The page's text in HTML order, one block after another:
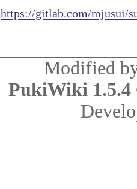
https://gitlab.com/mjusui/
Modified
PukiWiki 1.5.4